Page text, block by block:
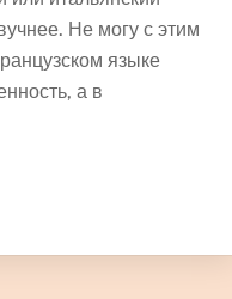
Не могу с этим
языке
а в